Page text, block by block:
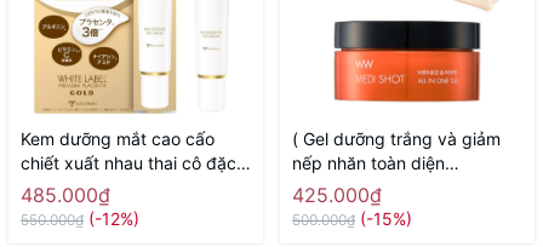
Kem dưỡng mắt cao cấo
chiết xuất nhau thai cô đặc
White Label Placenta Rich
Gold Eye Cream MICCOSMO
485.000₫
550.000₫ (-12%)
( Gel dưỡng trắng và giảm
nếp nhăn toàn diện
Meishoku Medi Shot Wrinkle
& White all in one 50g -
425.000₫
500.000₫ (-15%)